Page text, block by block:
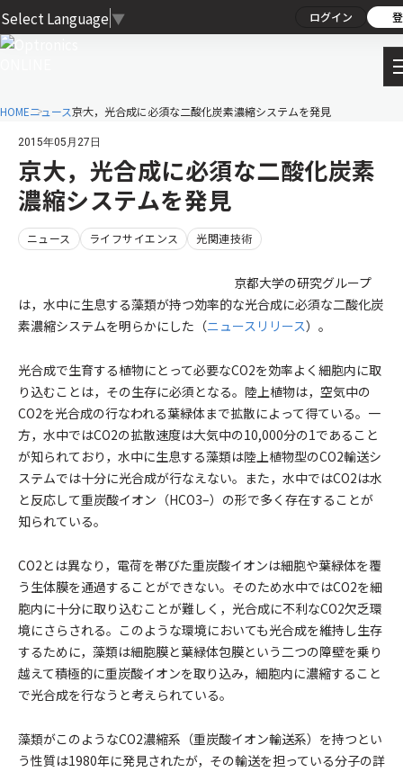
Select Language ▼ ログイン
HOMEニュース京大，光合成に必須な二酸化炭素濃縮システムを発見
2015年05月27日
京大，光合成に必須な二酸化炭素
濃縮システムを発見
ニュース ライフサイエンス 光関連技術
京都大学の研究グループ
は，水中に生息する藻類が持つ効率的な光合成に必須な二酸化炭
素濃縮システムを明らかにした（ニュースリリース）。
光合成で生育する植物にとって必要なCO2を効率よく細胞内に取
り込むことは，その生存に必須となる。陸上植物は，空気中の
CO2を光合成の行なわれる葉緑体まで拡散によって得ている。一
方，水中ではCO2の拡散速度は大気中の10,000分の1であること
が知られており，水中に生息する藻類は陸上植物型のCO2輸送シ
ステムでは十分に光合成が行なえない。また，水中ではCO2は水
と反応して重炭酸イオン（HCO3–）の形で多く存在することが
知られている。
CO2とは異なり，電荷を帯びた重炭酸イオンは細胞や葉緑体を覆
う生体膜を通過することができない。そのため水中ではCO2を細
胞内に十分に取り込むことが難しく，光合成に不利なCO2欠乏環
境にさらされる。このような環境においても光合成を維持し生存
するために，藻類は細胞膜と葉緑体包膜という二つの障壁を乗り
越えて積極的に重炭酸イオンを取り込み，細胞内に濃縮すること
で光合成を行なうと考えられている。
藻類がこのようなCO2濃縮系（重炭酸イオン輸送系）を持つとい
う性質は1980年に発見されたが，その輸送を担っている分子の詳